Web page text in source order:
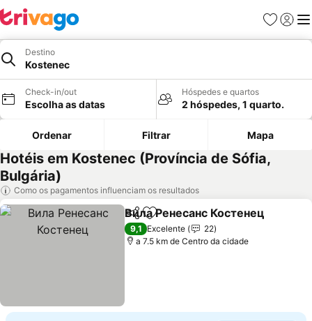
Favoritos
Iniciar
Destino
Kostenec
Check-in/out
Escolha as datas
Hóspedes e quartos
2 hóspedes, 1 quarto.
Ordenar Filtrar Mapa
Hotéis em Kostenec (Província de Sófia,
Bulgária)
Como os pagamentos influenciam os resultados
PartilharAdicionar aos favoritos
Вила Ренесанс Костенец
9,1 Excelente
22
a 7.5 km de Centro da cidade